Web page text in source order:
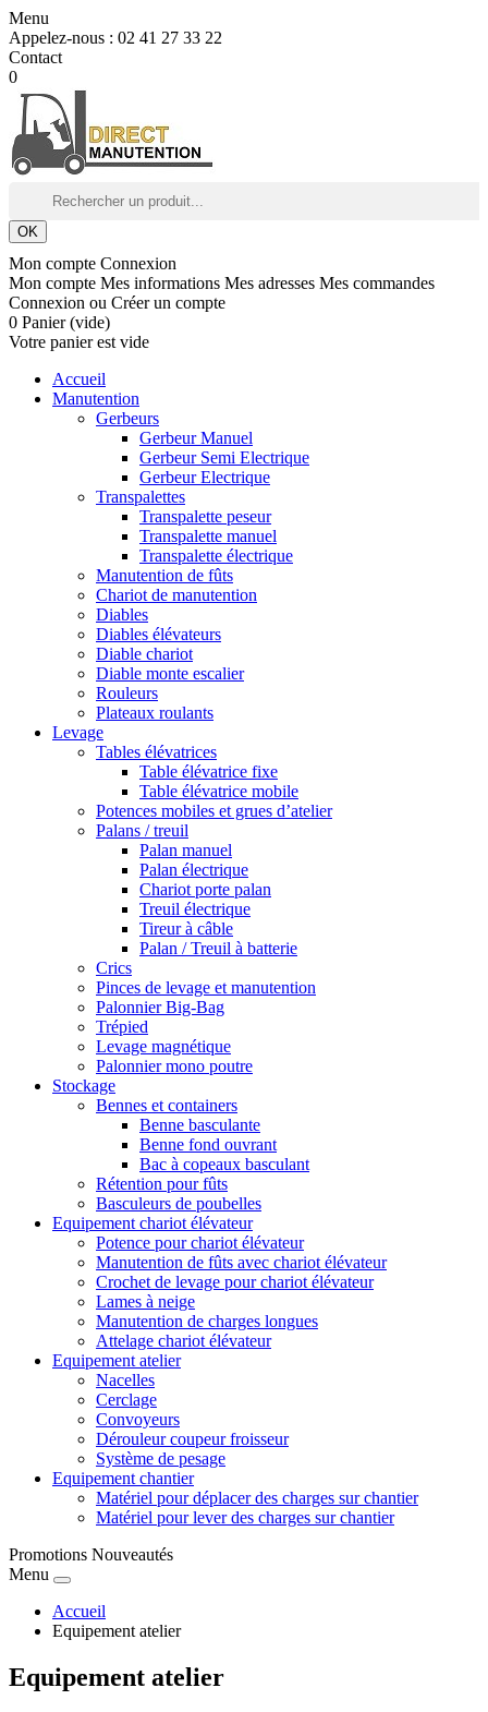
Menu
Appelez-nous : 02 41 27 33 22
Contact
0
OK
Mon compte Connexion
Mon compte Mes informations Mes adresses Mes commandes
Connexion ou Créer un compte
0 Panier (vide)
Votre panier est vide
Accueil
Manutention
Gerbeurs
Gerbeur Manuel
Gerbeur Semi Electrique
Gerbeur Electrique
Transpalettes
Transpalette peseur
Transpalette manuel
Transpalette électrique
Manutention de fûts
Chariot de manutention
Diables
Diables élévateurs
Diable chariot
Diable monte escalier
Rouleurs
Plateaux roulants
Levage
Tables élévatrices
Table élévatrice fixe
Table élévatrice mobile
Potences mobiles et grues d’atelier
Palans / treuil
Palan manuel
Palan électrique
Chariot porte palan
Treuil électrique
Tireur à câble
Palan / Treuil à batterie
Crics
Pinces de levage et manutention
Palonnier Big-Bag
Trépied
Levage magnétique
Palonnier mono poutre
Stockage
Bennes et containers
Benne basculante
Benne fond ouvrant
Bac à copeaux basculant
Rétention pour fûts
Basculeurs de poubelles
Equipement chariot élévateur
Potence pour chariot élévateur
Manutention de fûts avec chariot élévateur
Crochet de levage pour chariot élévateur
Lames à neige
Manutention de charges longues
Attelage chariot élévateur
Equipement atelier
Nacelles
Cerclage
Convoyeurs
Dérouleur coupeur froisseur
Système de pesage
Equipement chantier
Matériel pour déplacer des charges sur chantier
Matériel pour lever des charges sur chantier
Promotions Nouveautés
Menu
Accueil
Equipement atelier
Equipement atelier